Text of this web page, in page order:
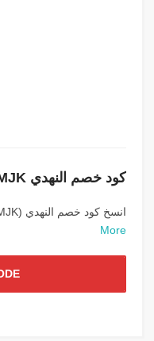
انسخ كود خصم النهدي (JMJK) للحصول على خصم...
More